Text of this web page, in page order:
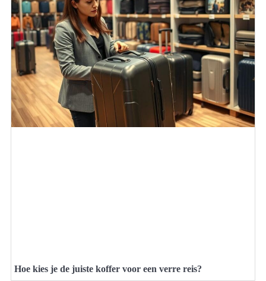
Hoe kies je de juiste koffer voor een verre reis?